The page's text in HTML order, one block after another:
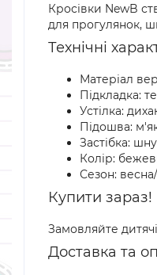
Кросівки NewB
для прогулянок,
Технічні
Матеріал
Підкладка:
Устілка:
Підошва:
Застібка:
Колір:
Сезон:
Купити зараз!
Замовляйте
Доставка та